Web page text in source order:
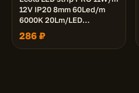
12V IP20 8mm 60Led/m
6000K 20Lm/LED
1200Lm/m светодиодная
лента на катушке 5м.
286 ₽